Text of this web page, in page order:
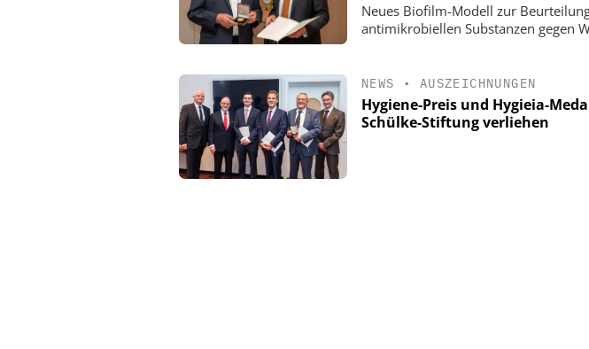
Neues Biofilm-Modell zur
antimikrobiellen Substanzen gegen
NEWS • AUSZEICHNUNGEN
Hygiene-Preis und Hygieia-
Schülke-Stiftung verliehen
EASY SOFTWARE AG